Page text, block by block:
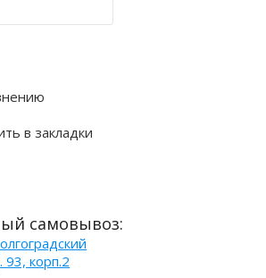
в закладки
самовывоз:
93, корп.2